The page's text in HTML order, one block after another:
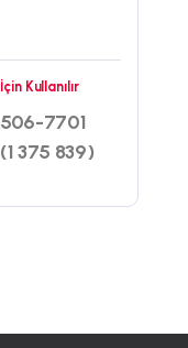
İçin Kullanılır
506-7701
(1 375 839)